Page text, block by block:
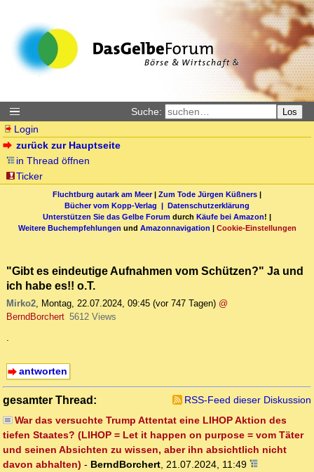
Suche: Los
Login
zurück zur Hauptseite
in Thread öffnen
Ticker
Fluchtburg autark am Meer| Zum Tode Jürgen Küßners |
Bücher vom Kopp-Verlag | Datenschutzerklärung
Unterstützen Sie das Gelbe Forum durch Käufe bei Amazon! |
Weitere Buchempfehlungen und Amazonnavigation | Cookie-Einstellungen
"Gibt es eindeutige Aufnahmen vom Schützen?" Ja und
ich habe es!! o.T.
Mirko2, Montag, 22.07.2024, 09:45 (vor 747 Tagen) @
BerndBorchert 5612 Views
.
antworten
gesamter Thread:
RSS-Feed dieser Diskussion
War das versuchte Trump Attentat eine LIHOP Aktion des
tiefen Staates? (LIHOP = Let it happen on purpose = vom Täter
und seinen Absichten zu wissen, aber ihn absichtlich nicht
davon abhalten) - BerndBorchert, 21.07.2024, 11:49